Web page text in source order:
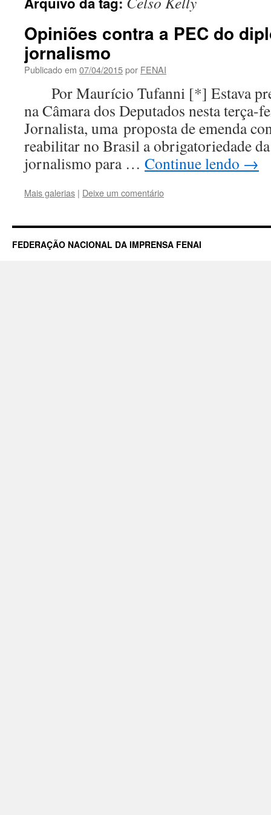
Opiniões contra a PEC do
jornalismo
Publicado em 07/04/2015por FENAI
Por Maurício Tufanni [*] Estava
na Câmara dos Deputados nesta terça-
Jornalista, uma proposta de emenda
reabilitar no Brasil a obrigatoriedade
jornalismo para … Continue lendo →
Mais galerias | Deixe um comentário
FEDERAÇÃO NACIONAL DA IMPRENSA FENAI